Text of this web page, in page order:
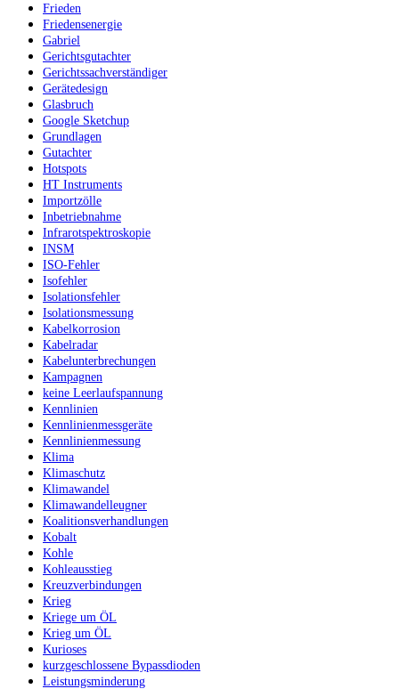
Frieden
Friedensenergie
Gabriel
Gerichtsgutachter
Gerichtssachverständiger
Gerätedesign
Glasbruch
Google Sketchup
Grundlagen
Gutachter
Hotspots
HT Instruments
Importzölle
Inbetriebnahme
Infrarotspektroskopie
INSM
ISO-Fehler
Isofehler
Isolationsfehler
Isolationsmessung
Kabelkorrosion
Kabelradar
Kabelunterbrechungen
Kampagnen
keine Leerlaufspannung
Kennlinien
Kennlinienmessgeräte
Kennlinienmessung
Klima
Klimaschutz
Klimawandel
Klimawandelleugner
Koalitionsverhandlungen
Kobalt
Kohle
Kohleausstieg
Kreuzverbindungen
Krieg
Kriege um ÖL
Krieg um ÖL
Kurioses
kurzgeschlossene Bypassdioden
Leistungsminderung